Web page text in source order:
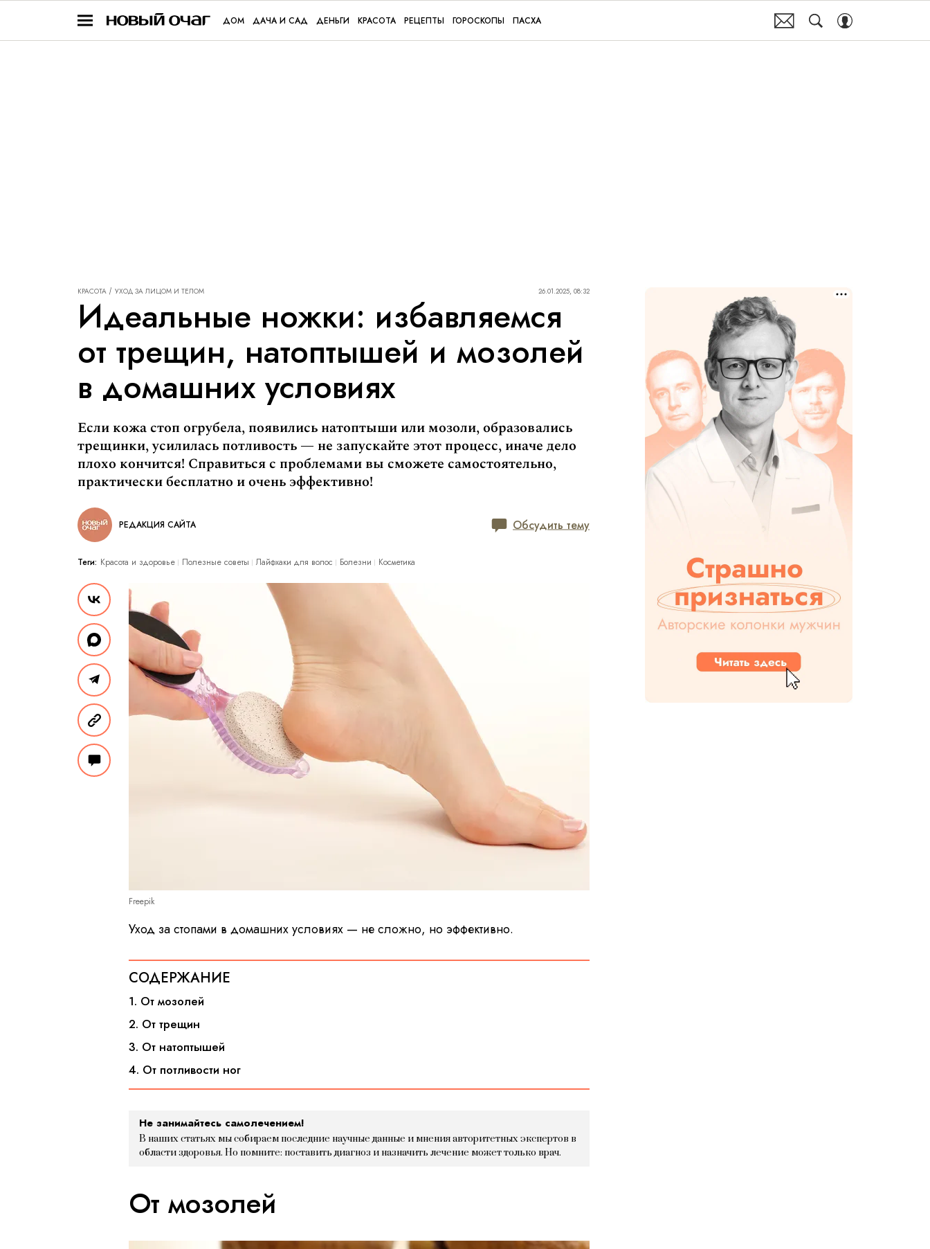
ДОМ ДАЧА И САД ДЕНЬГИ КРАСОТА РЕЦЕПТЫ ГОРОСКОПЫ ПАСХА
КРАСОТА УХОД ЗА ЛИЦОМ И ТЕЛОМ 26.01.2025, 08:32
Идеальные ножки: избавляемся
от трещин, натоптышей и мозолей
в домашних условиях
Если кожа стоп огрубела, появились натоптыши или мозоли, образовались
трещинки, усилилась потливость — не запускайте этот процесс, иначе дело
плохо кончится! Справиться с проблемами вы сможете самостоятельно,
практически бесплатно и очень эффективно!
РЕДАКЦИЯ САЙТА Обсудить тему
Теги: Красота и здоровье Полезные советы Лайфхаки для волос Болезни Косметика
Freepik
Уход за стопами в домашних условиях — не сложно, но эффективно.
СОДЕРЖАНИЕ
1. От мозолей
2. От трещин
3. От натоптышей
4. От потливости ног
Не занимайтесь самолечением!
В наших статьях мы собираем последние научные данные и мнения авторитетных экспертов в
области здоровья. Но помните: поставить диагноз и назначить лечение может только врач.
От мозолей